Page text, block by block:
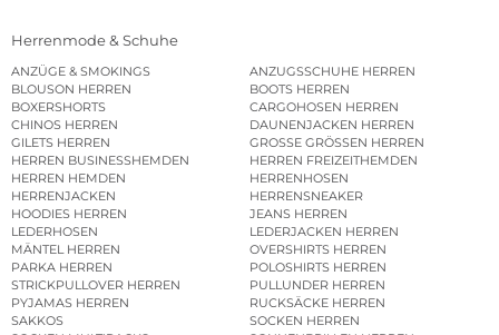
Herrenmode & Schuhe
ANZÜGE & SMOKINGS
ANZUGSSCHUHE HERREN
BLOUSON HERREN
BOOTS HERREN
BOXERSHORTS
CARGOHOSEN HERREN
CHINOS HERREN
DAUNENJACKEN HERREN
GILETS HERREN
GROSSE GRÖSSEN HERREN
HERREN BUSINESSHEMDEN
HERREN FREIZEITHEMDEN
HERREN HEMDEN
HERRENHOSEN
HERRENJACKEN
HERRENSNEAKER
HOODIES HERREN
JEANS HERREN
LEDERHOSEN
LEDERJACKEN HERREN
MÄNTEL HERREN
OVERSHIRTS HERREN
PARKA HERREN
POLOSHIRTS HERREN
STRICKPULLOVER HERREN
PULLUNDER HERREN
PYJAMAS HERREN
RUCKSÄCKE HERREN
SAKKOS
SOCKEN HERREN